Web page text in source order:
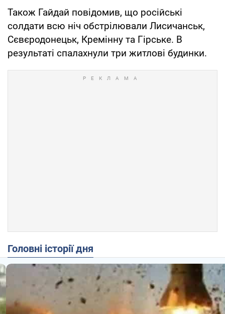
Також Гайдай повідомив, що російські
солдати всю ніч обстрілювали Лисичанськ,
Сєвєродонецьк, Кремінну та Гірське. В
результаті спалахнули три житлові будинки.
Головні історії дня